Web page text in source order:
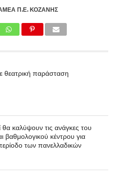
Π.Ε. ΚΟΖΆΝΗΣ
θεατρική παράσταση
θα καλύψουν τις ανάγκες του
βαθμολογικού κέντρου για
των πανελλαδικών